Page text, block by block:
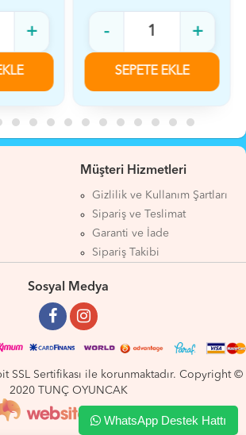
+ - +
SEPETE EKLE
Müşteri Hizmetleri
Gizlilik ve Kullanım Şartları
Sipariş ve Teslimat
Garanti ve İade
Sipariş Takibi
Sosyal Medya
SSL Sertifikası ile korunmaktadır. Copyright ©
2020 TUNÇ OYUNCAK
WhatsApp Destek Hattı